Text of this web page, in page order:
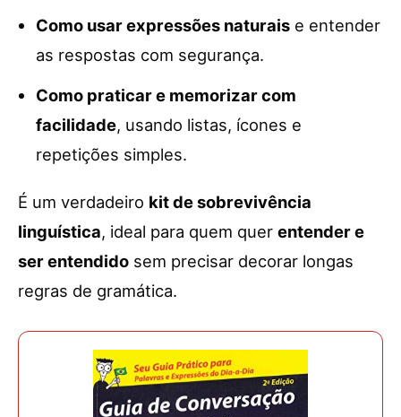
Como usar expressões naturais e entender
as respostas com segurança.
Como praticar e memorizar com
facilidade, usando listas, ícones e
repetições simples.
É um verdadeiro kit de sobrevivência
linguística, ideal para quem quer entender e
ser entendido sem precisar decorar longas
regras de gramática.